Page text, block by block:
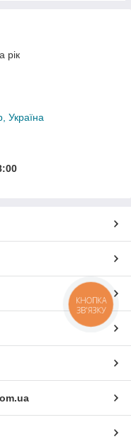
рік
Україна
КНОПКА
ЗВ'ЯЗКУ